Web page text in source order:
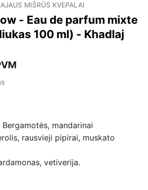
MIŠRŪS KVEPALAI
- Eau de parfum mixte
100 ml) - Khadlaj
Bergamotės, mandarinai
rausvieji pipirai, muskato
vetiverija.